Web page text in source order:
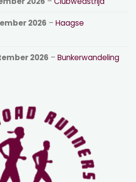
2026 –Haagse
2026 –Bunkerwandeling